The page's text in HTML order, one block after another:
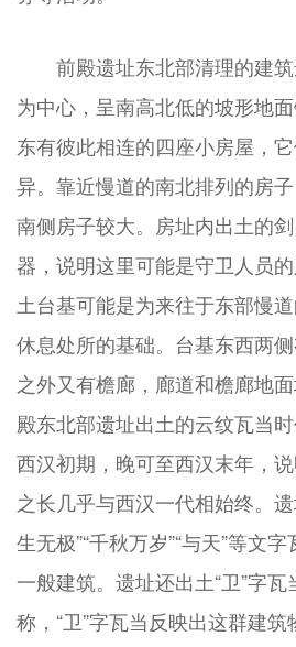
前殿遗址东北部清理的建
为中心，呈南高北低的坡形地
东有彼此相连的四座小房屋，
异。靠近慢道的南北排列的房
南侧房子较大。房址内出土的
器，说明这里可能是守卫人员
土台基可能是为来往于东部慢
休息处所的基础。台基东西两
之外又有檐廊，廊道和檐廊地
殿东北部遗址出土的云纹瓦当
西汉初期，晚可至西汉末年，
之长几乎与西汉一代相始终。
生无极”“千秋万岁”“与天”等文
一般建筑。遗址还出土“卫”字瓦
称，“卫”字瓦当反映出这群建筑